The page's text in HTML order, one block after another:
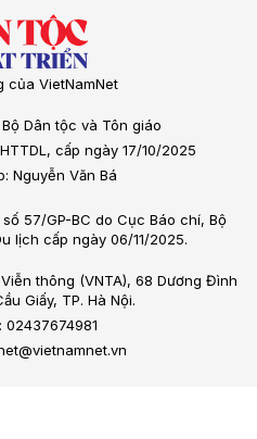
của VietNamNet
Dân tộc và Tôn giáo
cấp ngày 17/10/2025
Nguyễn Văn Bá
57/GP-BC do Cục Báo chí, Bộ
lịch cấp ngày 06/11/2025.
thông (VNTA), 68 Dương Đình
Giấy, TP. Hà Nội.
02437674981